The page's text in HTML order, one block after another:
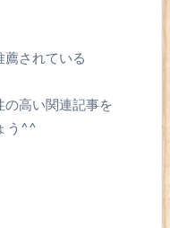
薦されている
の高い関連記事を
う^^